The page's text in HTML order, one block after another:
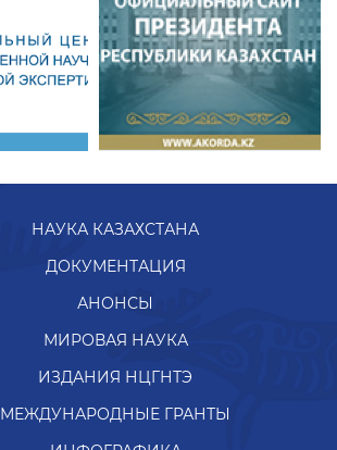
НАУКА КАЗАХСТАНА
ДОКУМЕНТАЦИЯ
АНОНСЫ
МИРОВАЯ НАУКА
ИЗДАНИЯ НЦГНТЭ
МЕЖДУНАРОДНЫЕ ГРАНТЫ